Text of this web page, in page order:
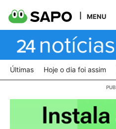
MENU
Últimas Hoje o dia foi assim